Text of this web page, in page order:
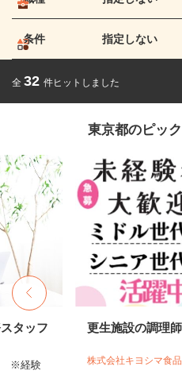
条件 指定しない
全 32 件ヒットしました
東京都のピッ
タッフ
※経験
更生施設の調理師
株式会社キヨシマ食品